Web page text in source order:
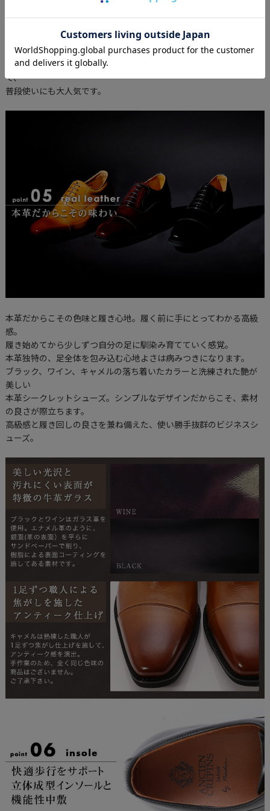
結婚式用のシューズは1度履いてクローゼットにしまうことも。
せっかくなら、いつものビジネスシーンでも活用しませんか？
見た目では、シークレットシューズとわからない自然なデザイン
で、
普段使いにも大人気です。
本革だからこその色味と履き心地。履く前に手にとってわかる高級
感。
履き始めてから少しずつ自分の足に馴染み育てていく感覚。
本革独特の、足全体を包み込む心地よさは病みつきになります。
ブラック、ワイン、キャメルの落ち着いたカラーと洗練された艶が
美しい
本革シークレットシューズ。シンプルなデザインだからこそ、素材
の良さが際立ちます。
高級感と履き回しの良さを兼ね備えた、使い勝手抜群のビジネスシ
ューズ。